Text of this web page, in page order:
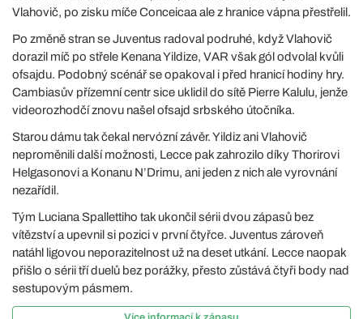
Vlahovič, po zisku míče Conceicaa ale z hranice vápna přestřelil.
Po změně stran se Juventus radoval podruhé, když Vlahovič
dorazil míč po střele Kenana Yildize, VAR však gól odvolal kvůli
ofsajdu. Podobný scénář se opakoval i před hranicí hodiny hry.
Cambiasův přízemní centr sice uklidil do sítě Pierre Kalulu, jenže
videorozhodčí znovu našel ofsajd srbského útočníka.
Starou dámu tak čekal nervózní závěr. Yildiz ani Vlahovič
neproměnili další možnosti, Lecce pak zahrozilo díky Thorirovi
Helgasonovi a Konanu N’Drimu, ani jeden z nich ale vyrovnání
nezařídil.
Tým Luciana Spallettiho tak ukončil sérii dvou zápasů bez
vítězství a upevnil si pozici v první čtyřce. Juventus zároveň
natáhl ligovou neporazitelnost už na deset utkání. Lecce naopak
přišlo o sérii tří duelů bez porážky, přesto zůstává čtyři body nad
sestupovým pásmem.